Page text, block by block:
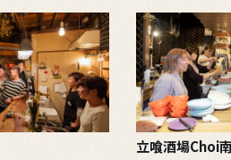
立喰酒場Choi